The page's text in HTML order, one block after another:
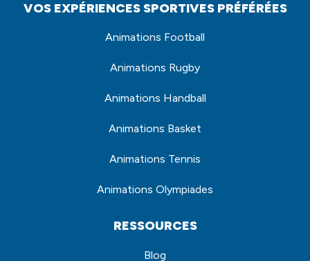
VOS EXPÉRIENCES SPORTIVES PRÉFÉRÉES
Animations Football
Animations Rugby
Animations Handball
Animations Basket
Animations Tennis
Animations Olympiades
RESSOURCES
Blog